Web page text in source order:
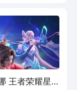
王者荣耀星